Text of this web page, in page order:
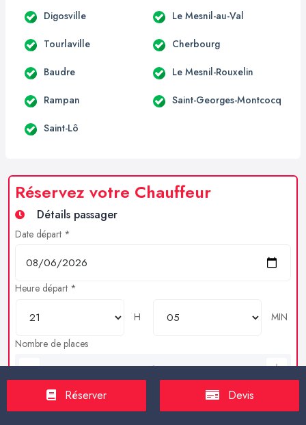
Digosville Le Mesnil-au-Val
Tourlaville Cherbourg
Baudre Le Mesnil-Rouxelin
Rampan Saint-Georges-Montcocq
Saint-Lô
Réservez votre Chauffeur
Détails passager
Date départ *
Heure départ *
H
MIN
Nombre de places
Bagages en soutes
Réserver Devis